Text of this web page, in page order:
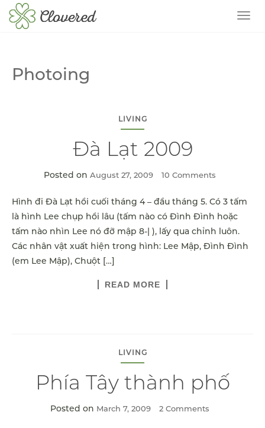
Photoing
LIVING
Đà Lạt 2009
Posted on August 27, 2009 10 Comments
Hình đi Đà Lạt hồi cuối tháng 4 – đầu tháng 5. Có 3 tấm
là hình Lee chụp hồi lâu (tấm nào có Đình Đình hoặc
tấm nào nhìn Lee nó đỡ mập 8-| ), lấy qua chỉnh luôn.
Các nhân vật xuất hiện trong hình: Lee Mập, Đình Đình
(em Lee Mập), Chuột […]
READ MORE
LIVING
Phía Tây thành phố
Posted on March 7, 2009 2 Comments